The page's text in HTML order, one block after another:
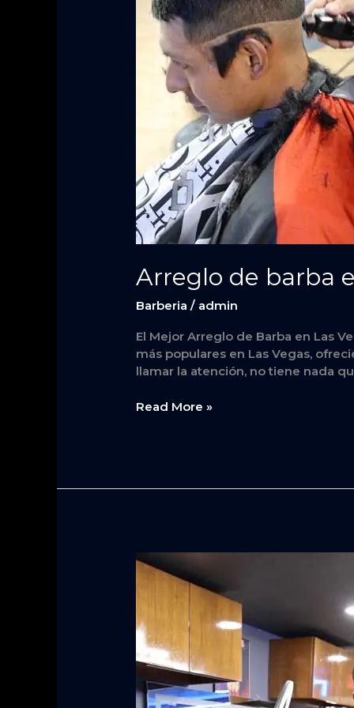
Arreglo de barba
Barberia / admin
El Mejor Arreglo de Barba en Las
más populares en Las Vegas,
llamar la atención, no tiene nada
Read More »
Corte
de
hombres
en
Las
Vegas